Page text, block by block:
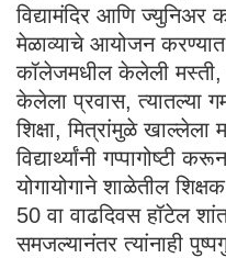
विद्यामंदिर आणि ज्युनिअर
मेळाव्याचे आयोजन करण्यात
कॉलेजमधील केलेली
केलेला प्रवास, त्यातल्या
शिक्षा, मित्रांमुळे खाल्लेला
विद्यार्थ्यांनी गप्पागोष्टी
योगायोगाने शाळेतील
50 वा वाढदिवस हॉटेल
समजल्यानंतर त्यांनाही